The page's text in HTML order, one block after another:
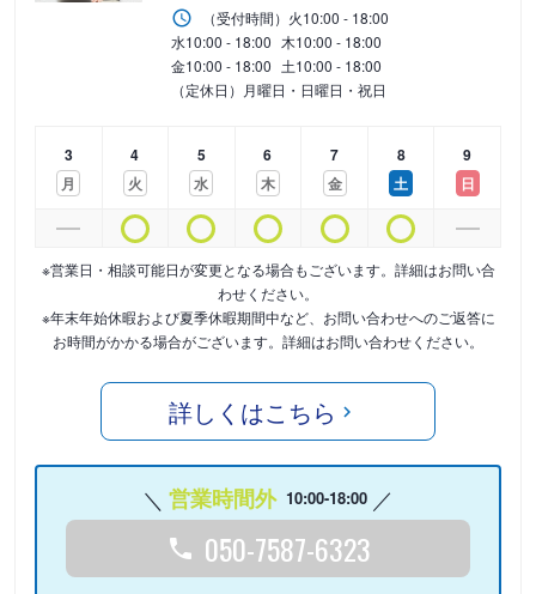
（受付時間） 火10:00 - 18:00
水10:00 - 18:00 木10:00 - 18:00
金10:00 - 18:00 土10:00 - 18:00
（定休日）月曜日・日曜日・祝日
3
月
4
火
5
水
6
木
7
金
8
土
9
日
※営業日・相談可能日が変更となる場合もございます。詳細はお問い合
わせください。
※年末年始休暇および夏季休暇期間中など、お問い合わせへのご返答に
お時間がかかる場合がございます。詳細はお問い合わせください。
詳しくはこちら
営業時間外 10:00-18:00
050-7587-6323